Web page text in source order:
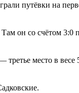
путёвки на
он со счётом
место в